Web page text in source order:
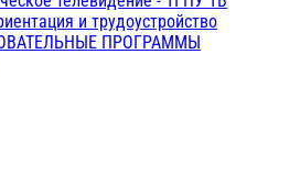
и трудоустройство
ПРОГРАММЫ